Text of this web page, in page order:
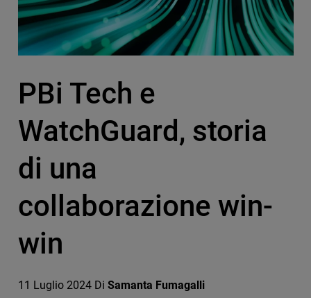
PBi Tech e
WatchGuard, storia
di una
collaborazione win-
win
11 Luglio 2024 Di Samanta Fumagalli